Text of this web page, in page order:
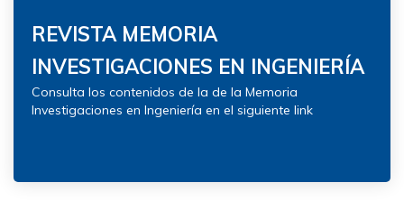
REVISTA MEMORIA
INVESTIGACIONES EN INGENIERÍA
Consulta los contenidos de la de la Memoria
Investigaciones en Ingeniería en el siguiente link